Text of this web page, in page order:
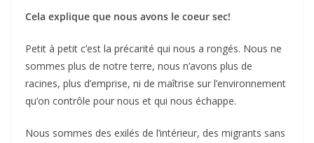
Cela explique que nous avons le coeur sec!
Petit à petit c’est la précarité qui nous a rongés. Nous ne
sommes plus de notre terre, nous n’avons plus de
racines, plus d’emprise, ni de maîtrise sur l’environnement
qu’on contrôle pour nous et qui nous échappe.
Nous sommes des exilés de l’intérieur, des migrants sans